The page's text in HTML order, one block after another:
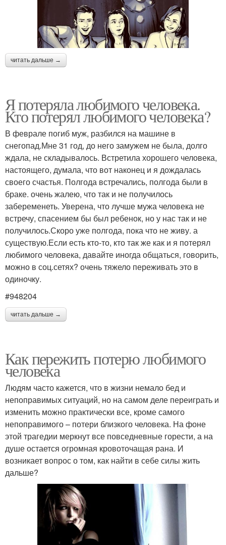
читать дальше →
Я потеряла любимого человека.
Кто потерял любимого человека?
В феврале погиб муж, разбился на машине в
снегопад.Мне 31 год, до него замужем не была, долго
ждала, не складывалось. Встретила хорошего человека,
настоящего, думала, что вот наконец и я дождалась
своего счастья. Полгода встречались, полгода были в
браке. очень жалею, что так и не получилось
забеременеть. Уверена, что лучше мужа человека не
встречу, спасением бы был ребенок, но у нас так и не
получилось.Скоро уже полгода, пока что не живу. а
существую.Если есть кто-то, кто так же как и я потерял
любимого человека, давайте иногда общаться, говорить,
можно в соц.сетях? очень тяжело переживать это в
одиночку.
#948204
читать дальше →
Как пережить потерю любимого
человека
Людям часто кажется, что в жизни немало бед и
непоправимых ситуаций, но на самом деле переиграть и
изменить можно практически все, кроме самого
непоправимого – потери близкого человека. На фоне
этой трагедии меркнут все повседневные горести, а на
душе остается огромная кровоточащая рана. И
возникает вопрос о том, как найти в себе силы жить
дальше?